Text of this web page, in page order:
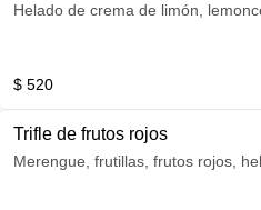
Helado de crema de limón,
$ 520
Trifle de frutos rojos
Merengue, frutillas, frutos rojos,